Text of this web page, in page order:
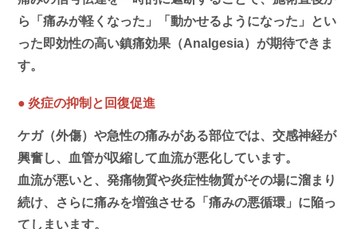
ら「痛みが軽くなった」「動かせるようになった」とい
った即効性の高い鎮痛効果（Analgesia）が期待できま
す。
● 炎症の抑制と回復促進
ケガ（外傷）や急性の痛みがある部位では、交感神経が
興奮し、血管が収縮して血流が悪化しています。
血流が悪いと、発痛物質や炎症性物質がその場に溜まり
続け、さらに痛みを増強させる「痛みの悪循環」に陥っ
てしまいます。